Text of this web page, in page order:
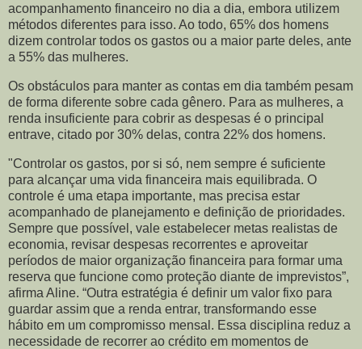
acompanhamento financeiro no dia a dia, embora utilizem
métodos diferentes para isso. Ao todo, 65% dos homens
dizem controlar todos os gastos ou a maior parte deles, ante
a 55% das mulheres.
Os obstáculos para manter as contas em dia também pesam
de forma diferente sobre cada gênero. Para as mulheres, a
renda insuficiente para cobrir as despesas é o principal
entrave, citado por 30% delas, contra 22% dos homens.
"Controlar os gastos, por si só, nem sempre é suficiente
para alcançar uma vida financeira mais equilibrada. O
controle é uma etapa importante, mas precisa estar
acompanhado de planejamento e definição de prioridades.
Sempre que possível, vale estabelecer metas realistas de
economia, revisar despesas recorrentes e aproveitar
períodos de maior organização financeira para formar uma
reserva que funcione como proteção diante de imprevistos”,
afirma Aline. “Outra estratégia é definir um valor fixo para
guardar assim que a renda entrar, transformando esse
hábito em um compromisso mensal. Essa disciplina reduz a
necessidade de recorrer ao crédito em momentos de